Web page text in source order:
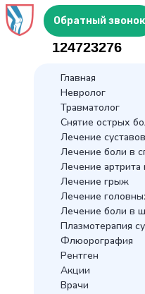
Обратный звонок
Шаблон
124723276
Обратный звонок
Главная
Травматолог
Врачи
Невролог
Лечение грыж
Лечение
Лечение боли в
Плазмотерапия
Лечение суставов
Лечение артрита
Лечение боли в
Флюорография
Снятие острых
Рентген
Акции